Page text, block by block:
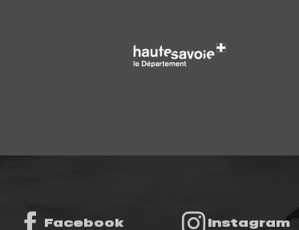
Facebook Instagram